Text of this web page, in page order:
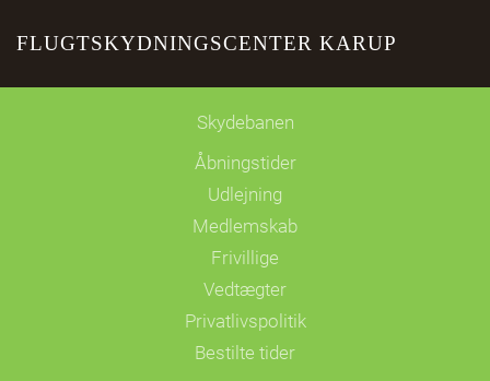
FLUGTSKYDNINGSCENTER KARUP
Skydebanen
Åbningstider
Udlejning
Medlemskab
Frivillige
Vedtægter
Privatlivspolitik
Bestilte tider